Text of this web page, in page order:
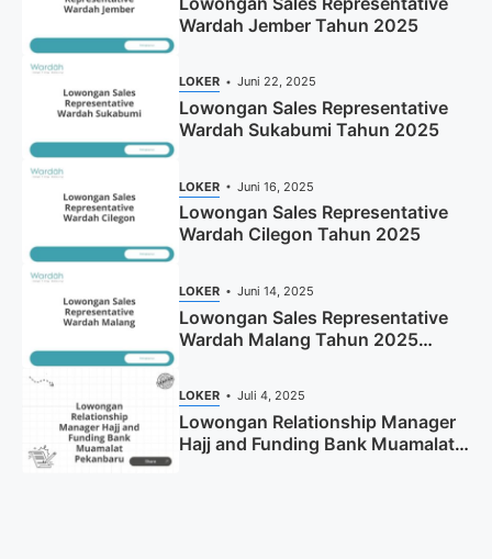
Wardah Jember Tahun 2025
LOKER Juni 22, 2025
Lowongan Sales Representative
Wardah Sukabumi Tahun 2025
LOKER Juni 16, 2025
Lowongan Sales Representative
Wardah Cilegon Tahun 2025
LOKER Juni 14, 2025
Lowongan Sales Representative
Wardah Malang Tahun 2025
LOKER Juli 4, 2025
Lowongan Relationship Manager
Hajj and Funding Bank Muamalat